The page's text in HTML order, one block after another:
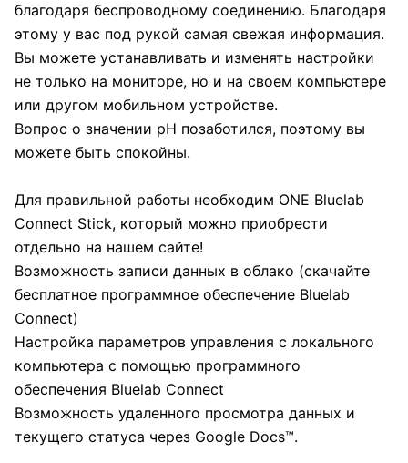
благодаря беспроводному соединению. Благодаря
этому у вас под рукой самая свежая информация.
Вы можете устанавливать и изменять настройки
не только на мониторе, но и на своем компьютере
или другом мобильном устройстве.
Вопрос о значении pH позаботился, поэтому вы
можете быть спокойны.
Для правильной работы необходим ONE Bluelab
Connect Stick, который можно приобрести
отдельно на нашем сайте!
Возможность записи данных в облако (скачайте
бесплатное программное обеспечение Bluelab
Connect)
Настройка параметров управления с локального
компьютера с помощью программного
обеспечения Bluelab Connect
Возможность удаленного просмотра данных и
текущего статуса через Google Docs™.